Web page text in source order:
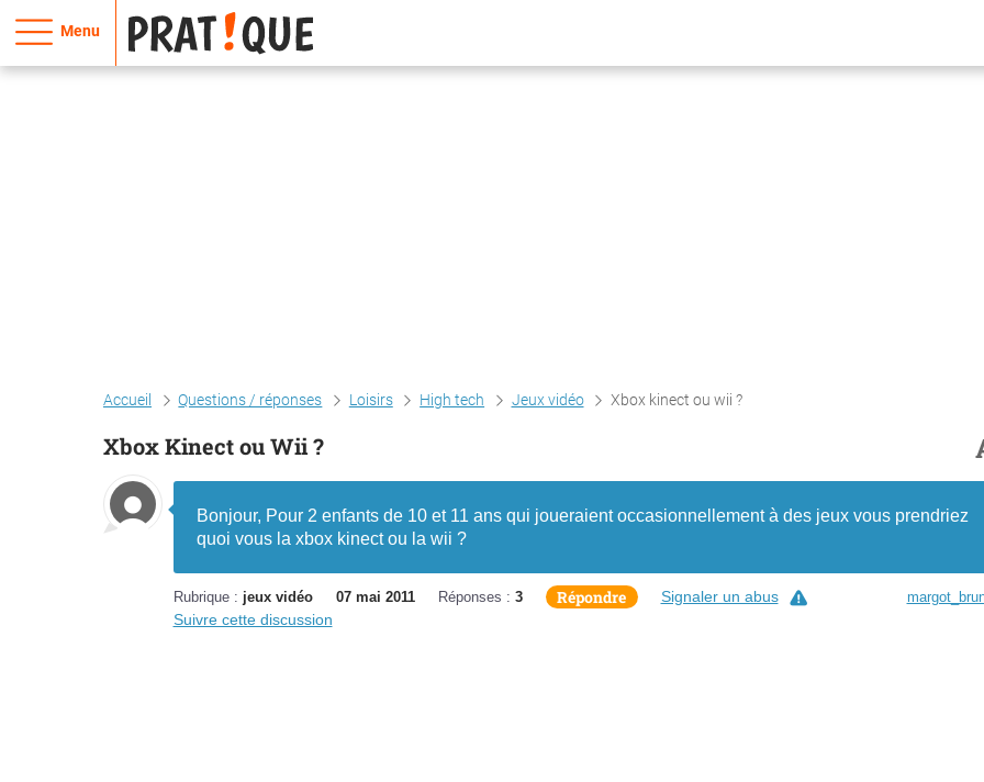
Menu
Accueil Questions / réponses Loisirs High tech Jeux vidéo Xbox kinect ou wii ?
Xbox Kinect ou Wii ?
Bonjour, Pour 2 enfants de 10 et 11 ans qui joueraient occasionnellement à des jeux vous prendriez
quoi vous la xbox kinect ou la wii ?
Rubrique : jeux vidéo 07 mai 2011 Réponses : 3 Répondre
Signaler un abus
Suivre cette discussion